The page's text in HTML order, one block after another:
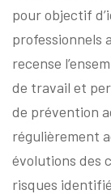
pour objectif
professionnels
recense
de travail et
de prévention
régulièrement
évolutions des
risques